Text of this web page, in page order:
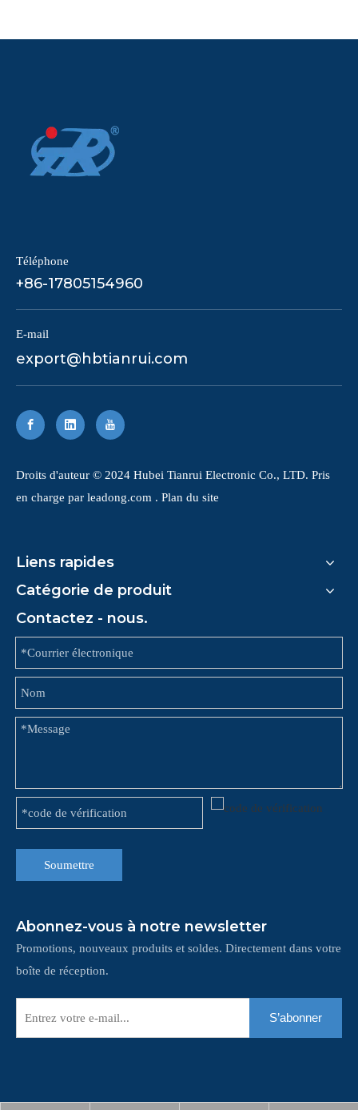
Téléphone
+86-17805154960
E-mail
export@hbtianrui.com
​Droits d'auteur © 2024 Hubei Tianrui Electronic Co., LTD. Pris
en charge par leadong.com . Plan du site
Liens rapides
Catégorie de produit
Contactez - nous.
Soumettre
Abonnez-vous à notre newsletter
Promotions, nouveaux produits et soldes. Directement dans votre
boîte de réception.
S’abonner